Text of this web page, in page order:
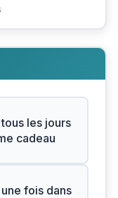
les jours
cadeau
fois dans